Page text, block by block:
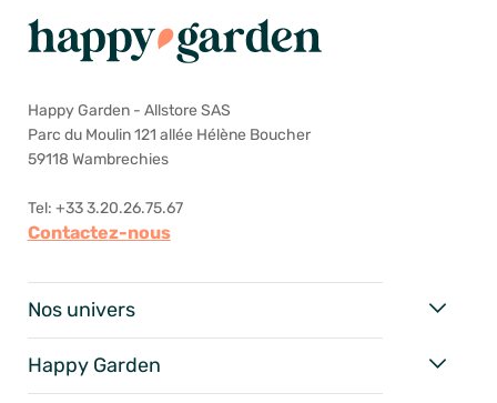
Happy Garden - Allstore SAS
Parc du Moulin 121 allée Hélène Boucher
59118 Wambrechies
Tel: +33 3.20.26.75.67
Contactez-nous
Nos univers
Happy Garden